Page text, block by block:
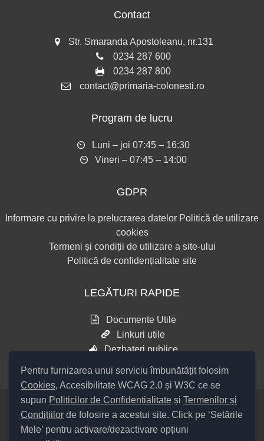
Pentru furnizarea unui serviciu îmbunătățit folosim
Cookies, Accesibilitate WCAG 2.0 și W3C ce se
supun Politicilor de Confidențialitate și Termenilor și
Condițiilor de folosire a acestui site. Click pe ‘Setările
Mele’ pentru activare/dezactivare opțiuni
Contact
Str. Smaranda Apostoleanu, nr.131
0234 287 600
0234 287 800
contact@primaria-colonesti.ro
Program de lucru
Luni – joi 07:45 – 16:30
Vineri – 07:45 – 14:00
GDPR
Informare cu privire la prelucrarea datelor Politică de utilizare
cookies
Termeni și condiții de utilizare a site-ului
Politică de confidențialitate site
LEGĂTURI RAPIDE
Documente Utile
Linkuri utile
Dezbateri publice
Setări Cookies și Accesibilitate